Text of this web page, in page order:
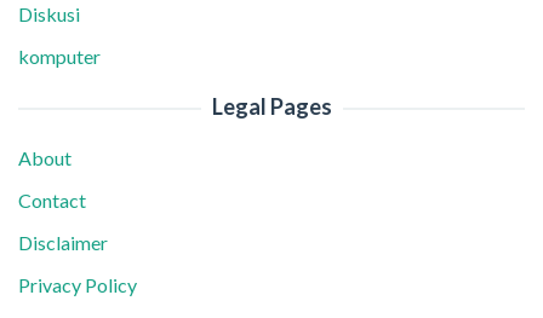
Diskusi
komputer
Legal Pages
About
Contact
Disclaimer
Privacy Policy